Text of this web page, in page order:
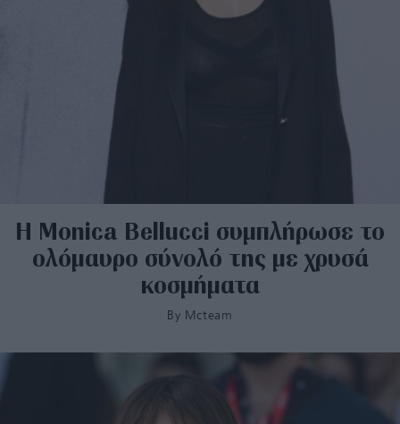
Η Monica Bellucci συμπλήρωσε το
ολόμαυρο σύνολό της με χρυσά
κοσμήματα
By Mcteam